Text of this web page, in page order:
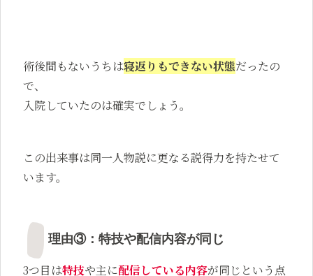
術後間もないうちは寝返りもできない状態だったの
で、
入院していたのは確実でしょう。
この出来事は同一人物説に更なる説得力を持たせて
います。
理由③：特技や配信内容が同じ
3つ目は特技や主に配信している内容が同じという点